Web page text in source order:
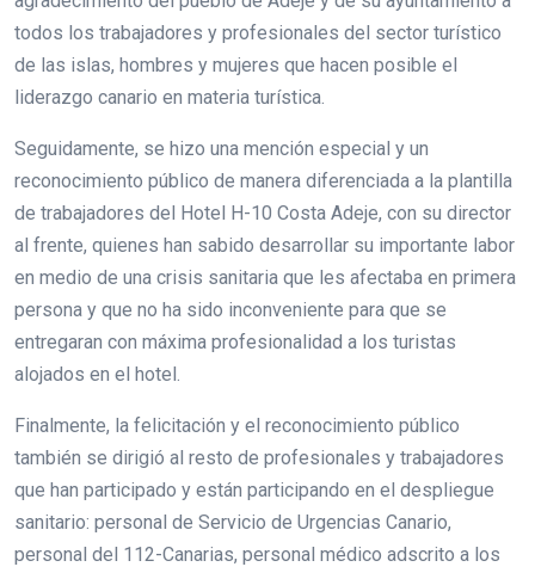
todos los trabajadores y profesionales del sector turístico
de las islas, hombres y mujeres que hacen posible el
liderazgo canario en materia turística.
Seguidamente, se hizo una mención especial y un
reconocimiento público de manera diferenciada a la plantilla
de trabajadores del Hotel H-10 Costa Adeje, con su director
al frente, quienes han sabido desarrollar su importante labor
en medio de una crisis sanitaria que les afectaba en primera
persona y que no ha sido inconveniente para que se
entregaran con máxima profesionalidad a los turistas
alojados en el hotel.
Finalmente, la felicitación y el reconocimiento público
también se dirigió al resto de profesionales y trabajadores
que han participado y están participando en el despliegue
sanitario: personal de Servicio de Urgencias Canario,
personal del 112-Canarias, personal médico adscrito a los